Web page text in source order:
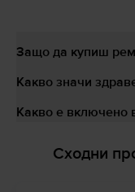
Защо да купиш
Какво значи
Какво е включено
Сходни